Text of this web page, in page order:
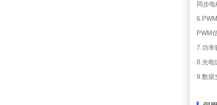
同步
PWM
7.功率
8.光电
9.数据